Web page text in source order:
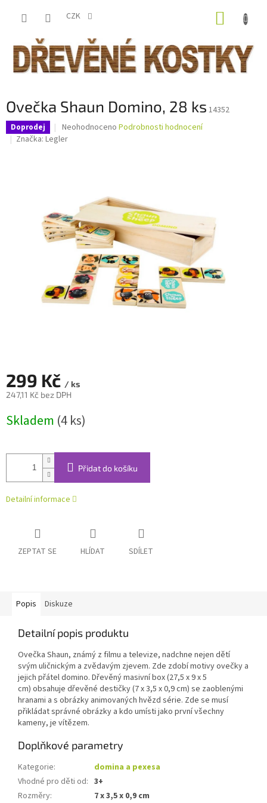
CZK
Ovečka Shaun Domino, 28 ks 14352
Doprodej
Průměrné
hodnocení
hvězdiček.
Neohodnoceno Podrobnosti hodnocení
Značka: Legler
299 Kč / ks
247,11 Kč bez DPH
cena:
Skladem (4 ks)
Přidat do košíku
Detailní informace
ZEPTAT SE HLÍDAT SDÍLET
Popis Diskuze
Detailní popis produktu
Ovečka Shaun, známý z filmu a televize, nadchne nejen dětí
svým uličnickým a zvědavým zjevem. Zde zdobí motivy ovečky a
jejich přátel domino. Dřevěný masivní box (27,5 x 9 x 5
cm) obsahuje dřevěné destičky (7 x 3,5 x 0,9 cm) se zaoblenými
hranami a s obrázky animovaných hvězd série. Zde se musí
přikládat správné obrázky a kdo umísti jako první všechny
kameny, je vítězem.
Doplňkové parametry
Kategorie:
domina a pexesa
Vhodné pro děti od: 3+
Rozměry: 7 x 3,5 x 0,9 cm